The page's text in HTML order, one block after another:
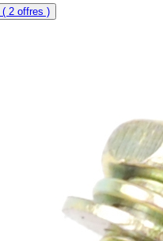
( 2 offres )